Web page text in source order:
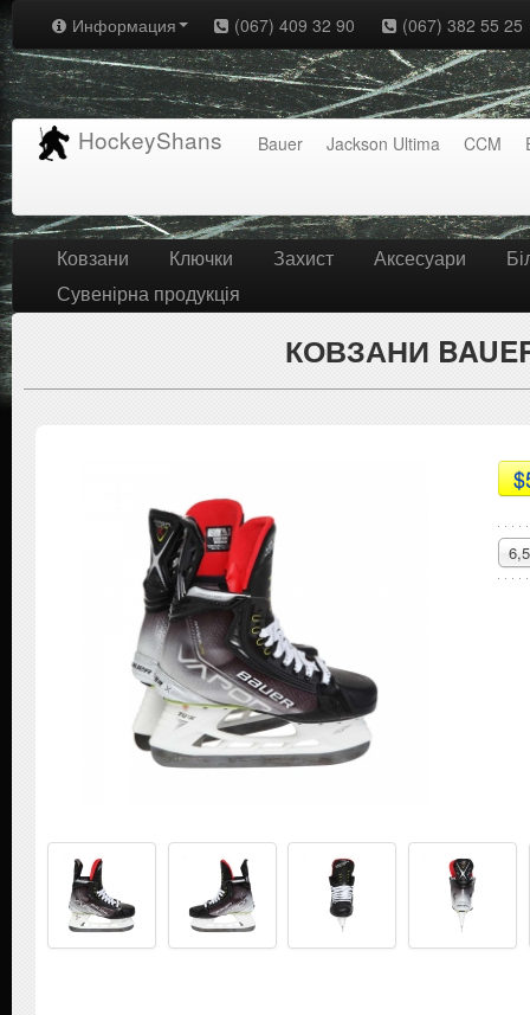
Информация (067) 409 32 90 (067) 382 55 25
HockeyShans Bauer Jackson Ultima CCM
Ковзани Ключки Захист Аксесуари
Сувенірна продукція
КОВЗАНИ